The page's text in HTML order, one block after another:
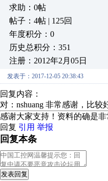
求助：0帖
帖子：4帖 | 125回
年度积分：0
历史总积分：351
注册：2012年2月05日
发表于：2017-12-05 20:38:43
回复内容：
对：nshuang 非常感谢，比
感谢大家支持！资料的确是非
回复 引用 举报
回复本条
发表回复